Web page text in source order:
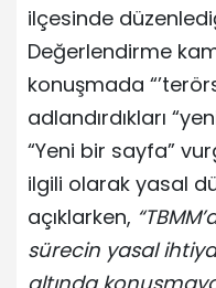
ilçesinde
Değerlendirme
konuşmada
adlandırdıkları
“Yeni bir sayfa”
ilgili olarak yasal
açıklarken,
sürecin yasal